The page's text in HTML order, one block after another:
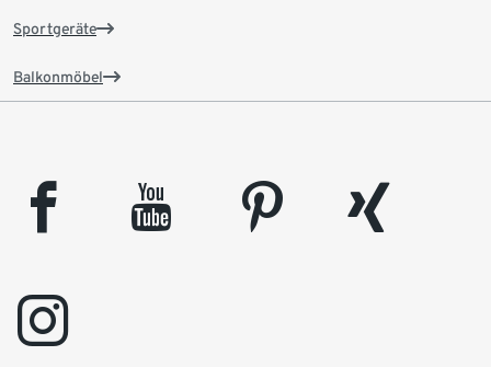
Sportgeräte
Balkonmöbel
facebook youtube pinterest
xing
instagram